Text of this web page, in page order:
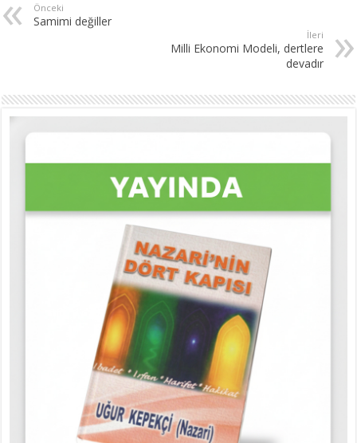
Önceki
Samimi değiller
İleri
Milli Ekonomi Modeli, dertlere
devadır